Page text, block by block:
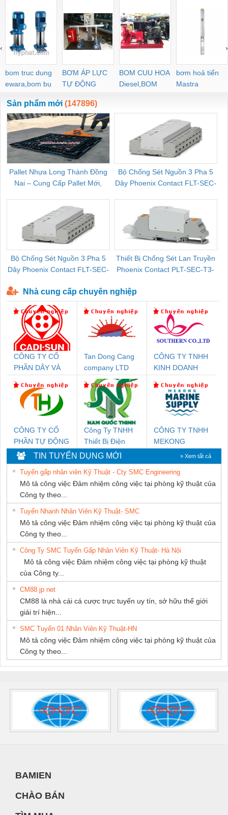
bom truc dung
ewara,bom bu
ewara
BƠM ÁP LỰC
TỰ ĐỘNG
BOM CUU HOA
Diesel,BOM
CHUA CHAY
bơm hoả tiển
Mastra
‹ ›
Sản phẩm mới (147896)
Pallet Nhựa Long Thành Đồng
Nai – Cung Cấp Pallet Mới,
Bộ Chống Sét Nguồn 3 Pha 5
Dây Phoenix Contact FLT-SEC-
Bộ Chống Sét Nguồn 3 Pha 5
Dây Phoenix Contact FLT-SEC-
Thiết Bị Chống Sét Lan Truyền
Phoenix Contact PLT-SEC-T3-
Nhà cung cấp chuyên nghiệp
CÔNG TY CỔ
PHẦN DÂY VÀ
THƯỢNG ĐÌNH
Tan Dong Cang
company LTD
CÔNG TY TNHH
KINH DOANH
PHƯƠNG NAM
CÔNG TY CỔ
PHẦN TỰ ĐỘNG
TIẾN HƯNG
Công Ty TNHH
Thiết Bị Điện
Nam Quốc Thịnh
CÔNG TY TNHH
MEKONG
SUPPLY
TIN TUYỂN DỤNG MỚI » Xem tất cả
Tuyển gấp nhân viên Kỹ Thuật - Cty SMC Engineering
Mô tả công việc Đảm nhiệm công việc tại phòng kỹ thuật của
Công ty theo...
Tuyển Nhanh Nhân Viên Kỹ Thuật- SMC
Mô tả công việc Đảm nhiệm công việc tại phòng kỹ thuật của
Công ty theo...
Công Ty SMC Tuyển Gấp Nhân Viên Kỹ Thuật- Hà Nội
Mô tả công việc Đảm nhiệm công việc tại phòng kỹ thuật
của Công ty...
CM88 jp net
CM88 là nhà cái cá cược trực tuyến uy tín, sở hữu thế giới
giải trí hiện...
SMC Tuyển 01 Nhân Viên Kỹ Thuật-HN
Mô tả công việc Đảm nhiệm công việc tại phòng kỹ thuật của
Công ty theo...
BAMIEN
CHÀO BÁN